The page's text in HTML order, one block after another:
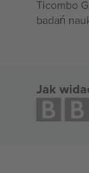
Ticombo
badań
Jak